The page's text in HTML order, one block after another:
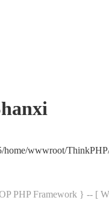
home/wwwroot/
PHP Framework } -- [